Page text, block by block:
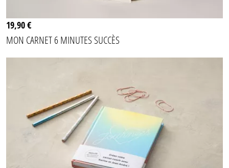
19,90 €
MON CARNET 6 MINUTES SUCCÈS